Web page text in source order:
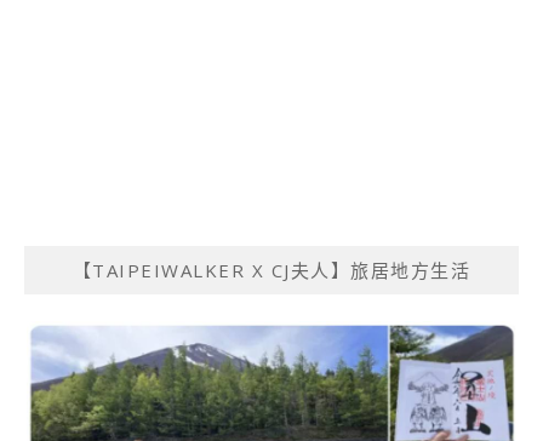
【TAIPEIWALKER X CJ夫人】旅居地方生活